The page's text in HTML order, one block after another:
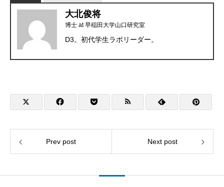
大北俊将
博士 at早稲田大学山口研究室
D3。初代学生ラボリーダー。
Prev post Next post